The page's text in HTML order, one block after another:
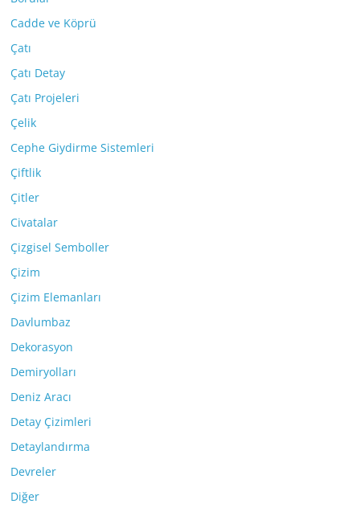
Cadde ve Köprü
Çatı
Çatı Detay
Çatı Projeleri
Çelik
Cephe Giydirme Sistemleri
Çiftlik
Çitler
Civatalar
Çizgisel Semboller
Çizim
Çizim Elemanları
Davlumbaz
Dekorasyon
Demiryolları
Deniz Aracı
Detay Çizimleri
Detaylandırma
Devreler
Diğer